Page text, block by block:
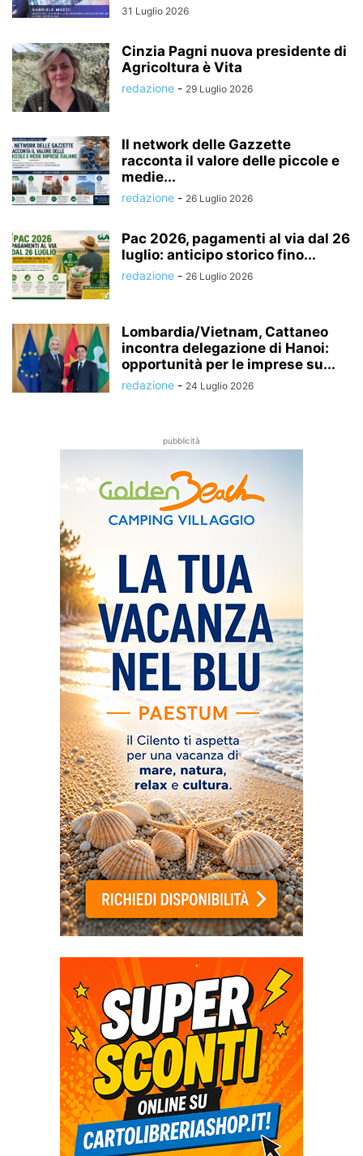
31 Luglio 2026
Cinzia Pagni nuova presidente di
Agricoltura è Vita
redazione - 29 Luglio 2026
Il network delle Gazzette
racconta il valore delle piccole e
medie...
redazione - 26 Luglio 2026
Pac 2026, pagamenti al via dal 26
luglio: anticipo storico fino...
redazione - 26 Luglio 2026
Lombardia/Vietnam, Cattaneo
incontra delegazione di Hanoi:
opportunità per le imprese su...
redazione - 24 Luglio 2026
pubblicità